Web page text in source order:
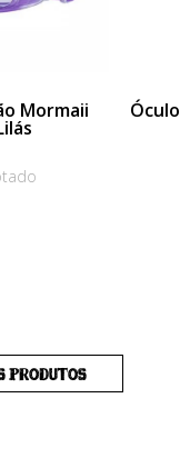
Mormaii
PRODUTOS